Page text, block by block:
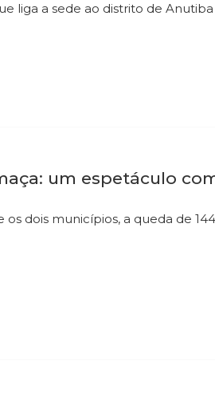
liga a sede ao distrito de
um espetáculo
os dois municípios, a queda de